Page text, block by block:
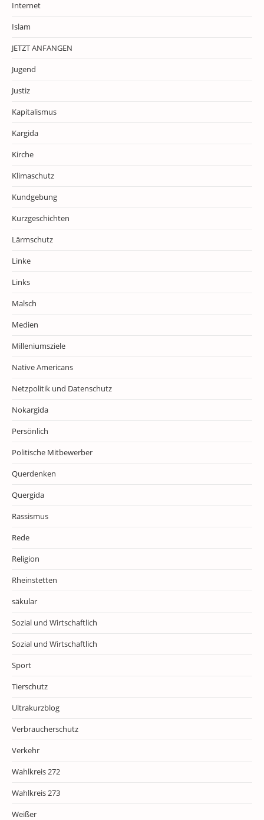
Internet
Islam
JETZT ANFANGEN
Jugend
Justiz
Kapitalismus
Kargida
Kirche
Klimaschutz
Kundgebung
Kurzgeschichten
Lärmschutz
Linke
Links
Malsch
Medien
Milleniumsziele
Native Americans
Netzpolitik und Datenschutz
Nokargida
Persönlich
Politische Mitbewerber
Querdenken
Quergida
Rassismus
Rede
Religion
Rheinstetten
säkular
Sozial und Wirtschaftlich
Sozial und Wirtschaftlich
Sport
Tierschutz
Ultrakurzblog
Verbraucherschutz
Verkehr
Wahlkreis 272
Wahlkreis 273
Weißer